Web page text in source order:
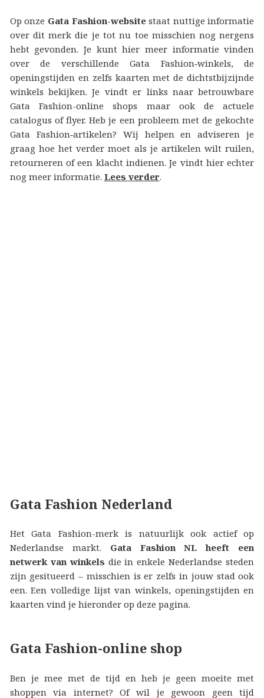
Op onze Gata Fashion-websitestaat nuttige informatie
over dit merk die je tot nu toe misschien nog nergens
hebt gevonden. Je kunt hier meer informatie vinden
over de verschillende Gata Fashion‑winkels, de
openingstijden en zelfs kaarten met de dichtstbijzijnde
winkels bekijken. Je vindt er links naar betrouwbare
Gata Fashion-online shops maar ook de actuele
catalogus of flyer. Heb je een probleem met de gekochte
Gata Fashion‑artikelen? Wij helpen en adviseren je
graag hoe het verder moet als je artikelen wilt ruilen,
retourneren of een klacht indienen. Je vindt hier echter
nog meer informatie. Lees verder.
Gata Fashion Nederland
Het Gata Fashion-merk is natuurlijk ook actief op
Nederlandse markt. Gata Fashion NL heeft een
netwerk van winkels die in enkele Nederlandse steden
zijn gesitueerd – misschien is er zelfs in jouw stad ook
een. Een volledige lijst van winkels, openingstijden en
kaarten vind je hieronder op deze pagina.
Gata Fashion-online shop
Ben je mee met de tijd en heb je geen moeite met
shoppen via internet? Of wil je gewoon geen tijd